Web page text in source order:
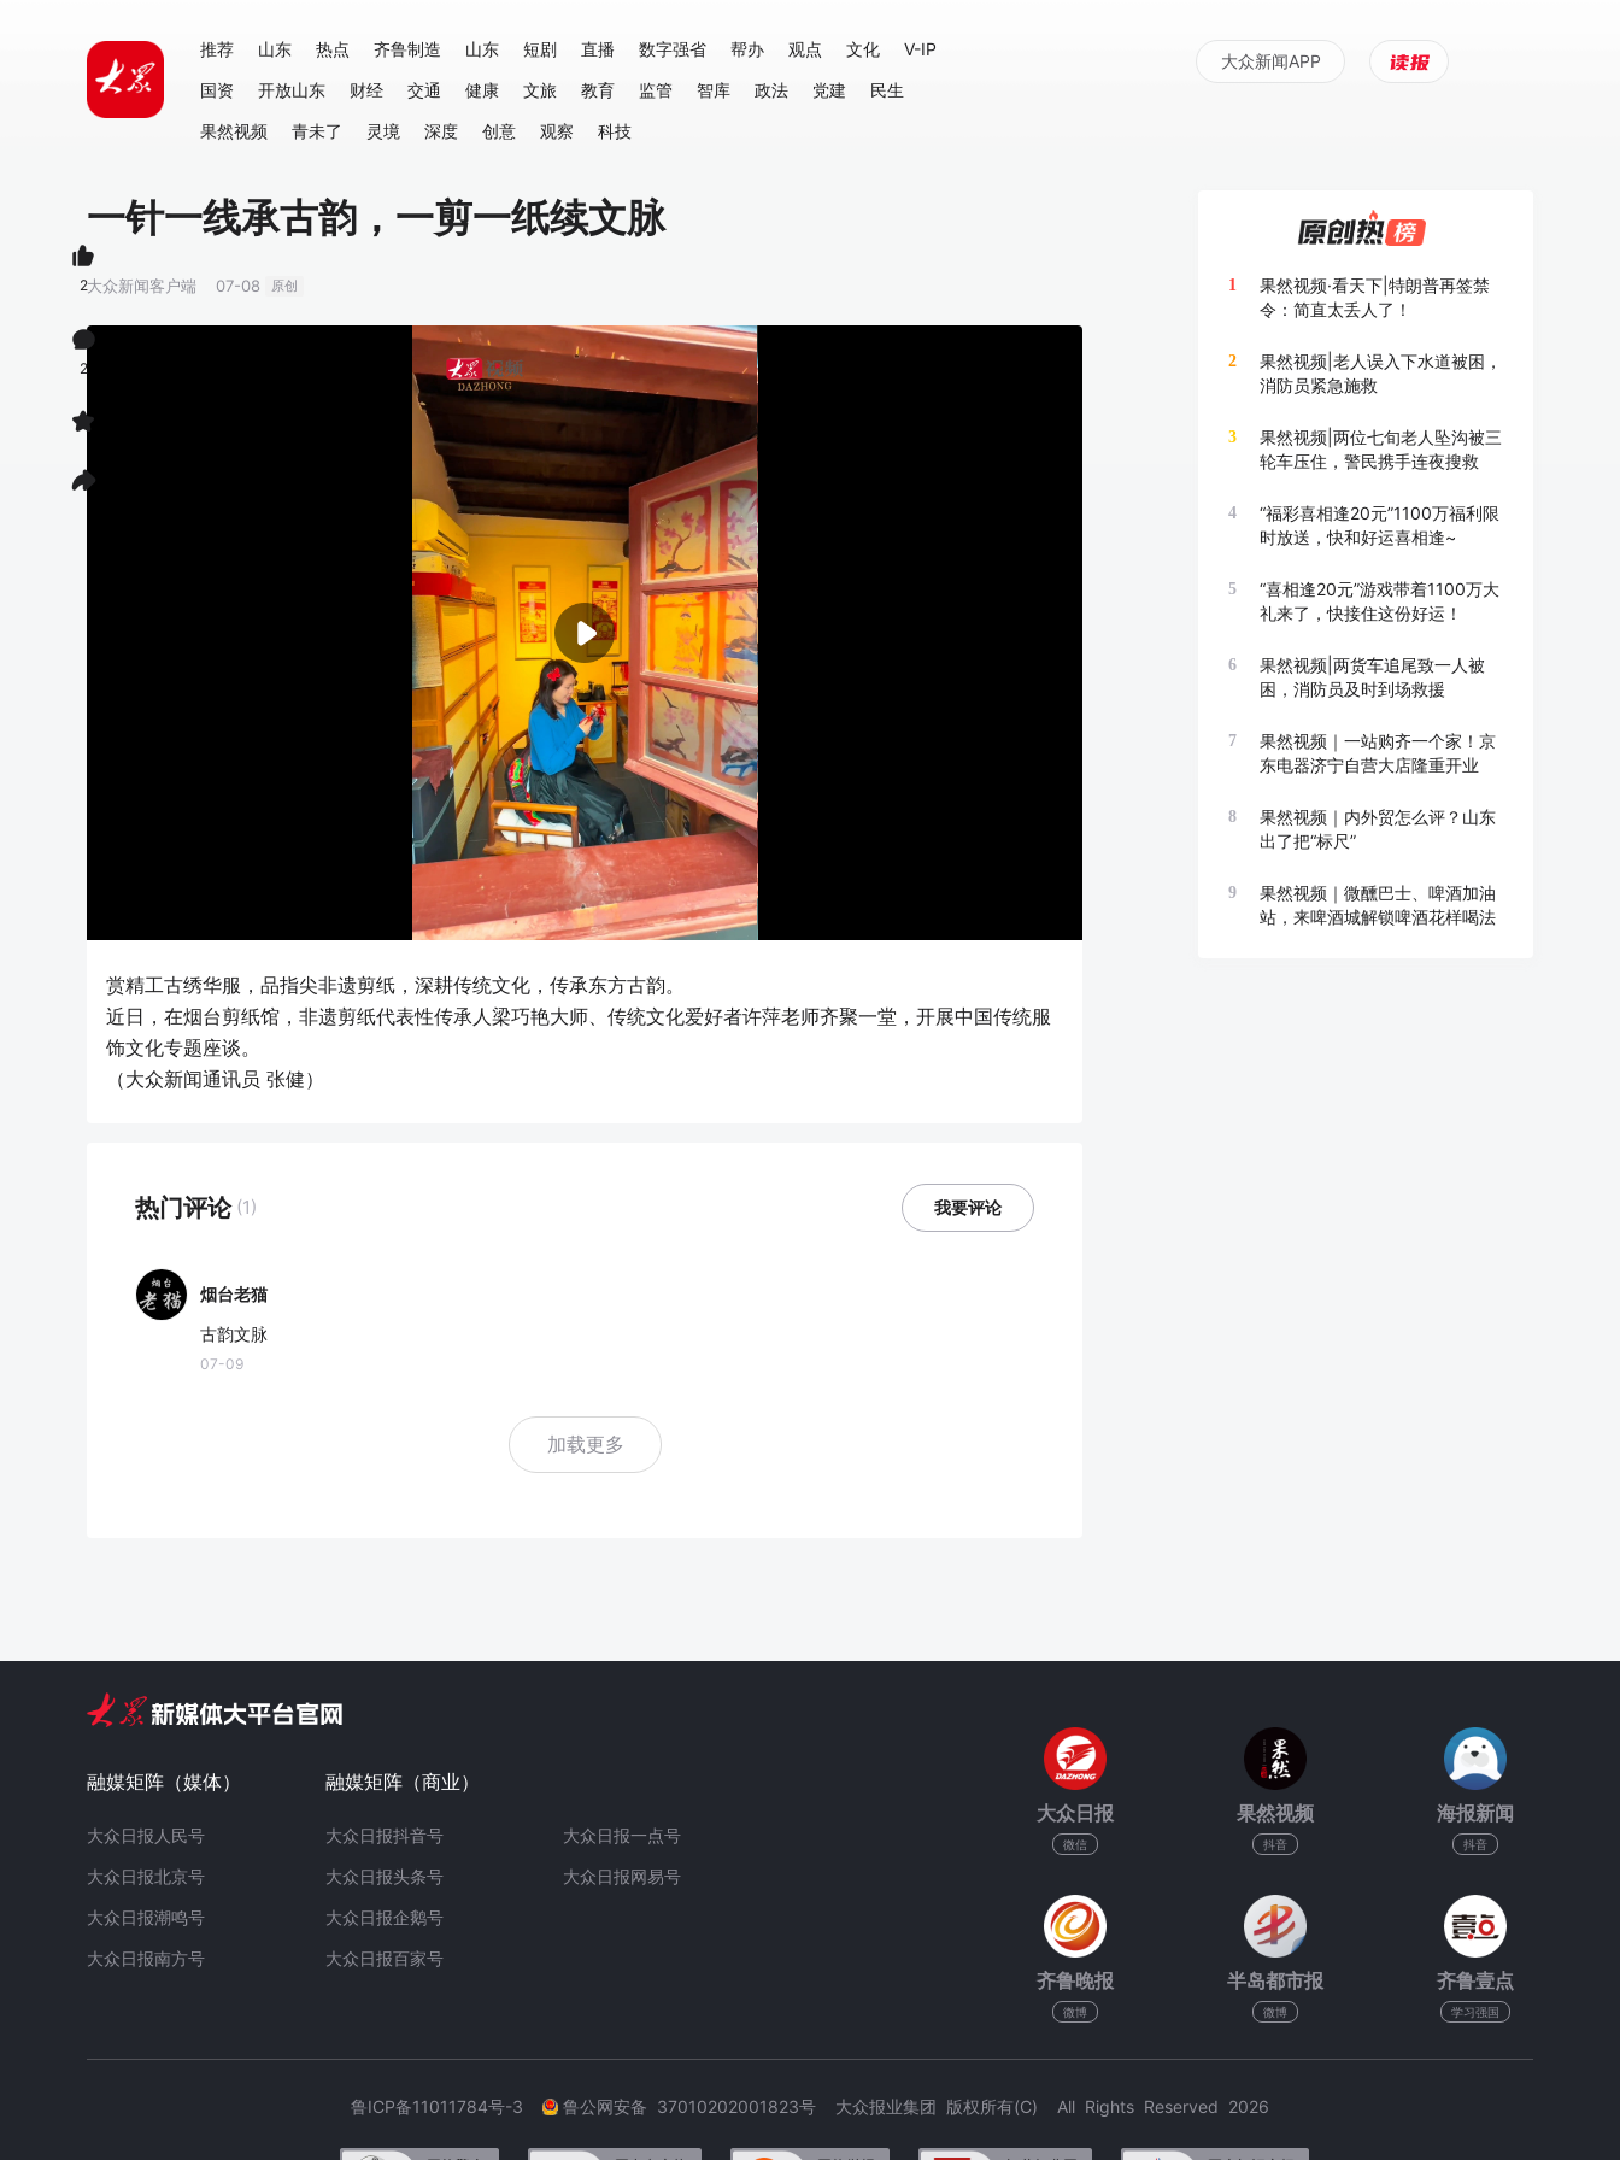
推荐 山东 热点 齐鲁制造 山东 短剧 直播 数字强省 帮办 观点 文化
V-IP
国资
开放山东 财经 交通 健康 文旅 教育 监管 智库 政法 党建
民生
果然视频
青未了 灵境 深度 创意 观察 科技
大众新闻APP
一针一线承古韵，一剪一纸续文脉
大众新闻客户端 07-08 原创
赏精工古绣华服，品指尖非遗剪纸，深耕传统文化，传承东方古韵。
近日，在烟台剪纸馆，非遗剪纸代表性传承人梁巧艳大师、传统文化爱好者许萍老师齐聚一堂，开展中国传统服
饰文化专题座谈。
（大众新闻通讯员 张健）
热门评论 (1) 我要评论
烟台老猫
古韵文脉
07-09
加载更多
2
2
1
果然视频·看天下|特朗普再签禁
令：简直太丢人了！
2
果然视频|老人误入下水道被困，
消防员紧急施救
3
果然视频|两位七旬老人坠沟被三
轮车压住，警民携手连夜搜救
4
“福彩喜相逢20元”1100万福利限
时放送，快和好运喜相逢~
5
“喜相逢20元”游戏带着1100万大
礼来了，快接住这份好运！
6
果然视频|两货车追尾致一人被
困，消防员及时到场救援
7
果然视频｜一站购齐一个家！京
东电器济宁自营大店隆重开业
8
果然视频｜内外贸怎么评？山东
出了把“标尺”
9
果然视频｜微醺巴士、啤酒加油
站，来啤酒城解锁啤酒花样喝法
融媒矩阵（媒体）
大众日报人民号
大众日报北京号
大众日报潮鸣号
大众日报南方号
融媒矩阵（商业）
大众日报抖音号
大众日报头条号
大众日报企鹅号
大众日报百家号
大众日报一点号
大众日报网易号
大众日报
微信
果然视频
抖音
海报新闻
抖音
齐鲁晚报
微博
半岛都市报
微博
齐鲁壹点
学习强国
鲁ICP备11011784号-3 鲁公网安备 37010202001823号 大众报业集团 版权所有(C) All Rights Reserved 2026